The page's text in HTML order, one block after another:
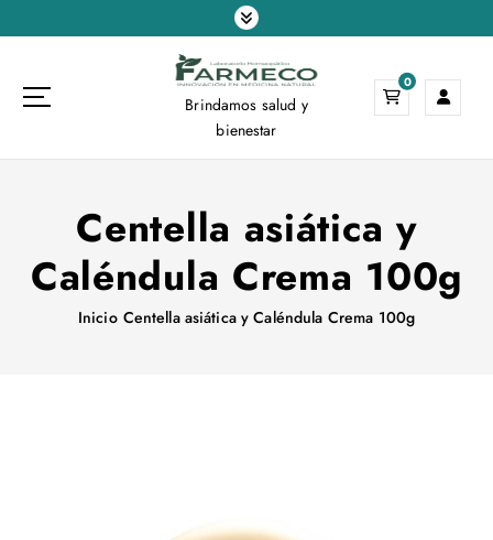
a
a
Brindamos salud y
bienestar
0
Centella asiática y
Caléndula Crema 100g
Inicio Centella asiática y Caléndula Crema 100g